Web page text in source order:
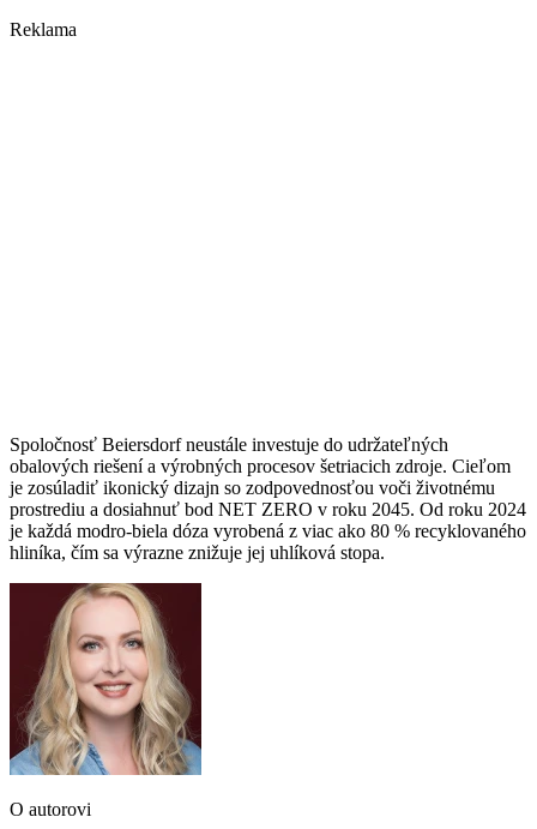
Reklama
Spoločnosť Beiersdorf neustále investuje do udržateľných
obalových riešení a výrobných procesov šetriacich zdroje. Cieľom
je zosúladiť ikonický dizajn so zodpovednosťou voči životnému
prostrediu a dosiahnuť bod NET ZERO v roku 2045. Od roku 2024
je každá modro-biela dóza vyrobená z viac ako 80 % recyklovaného
hliníka, čím sa výrazne znižuje jej uhlíková stopa.
O autorovi